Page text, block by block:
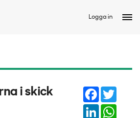
Logga in
i skick Facebook
LinkedIn